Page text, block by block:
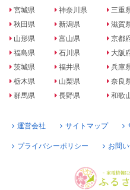
宮城県
秋田県
山形県
福島県
茨城県
栃木県
群馬県
神奈川県
新潟県
富山県
石川県
福井県
山梨県
長野県
三重
滋賀
京都
大阪
兵庫
奈良
和歌
運営会社 サイトマップ
プライバシーポリシー お問